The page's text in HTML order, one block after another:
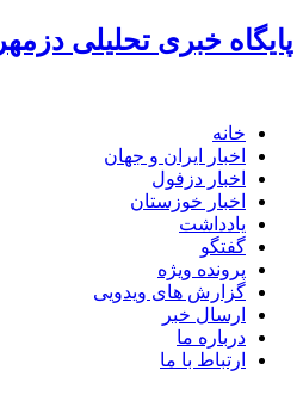
پرش
به
پایگاه خبری تحلیلی دزمهر
خانه
اخبار ایران و جهان
اخبار دزفول
اخبار خوزستان
یادداشت
گفتگو
پرونده ویژه
گزارش های ویدویی
ارسال خبر
درباره ما
ارتباط با ما